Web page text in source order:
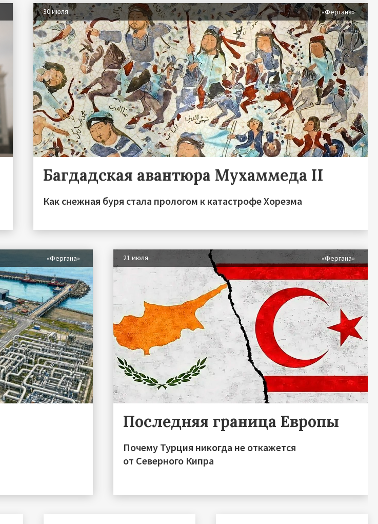
30 июля «Фергана»
Багдадская авантюра Мухаммеда II
Как снежная буря стала прологом к катастрофе Хорезма
«Фергана» 21 июля «Фергана»
Последняя граница Европы
Почему Турция никогда не откажется
от Северного Кипра